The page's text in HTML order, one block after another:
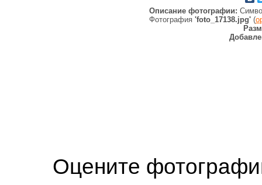
Описание фотографии:
Фотография 'foto_17138.jpg' (
Оцените